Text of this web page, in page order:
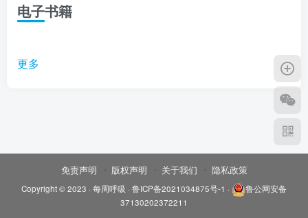
电子书籍
更多
免责声明 版权声明 关于我们 隐私政策
Copyright © 2023 · 每周呼吸 · 鲁ICP备2021034875号-1 ·
鲁公网安备
37130202372211